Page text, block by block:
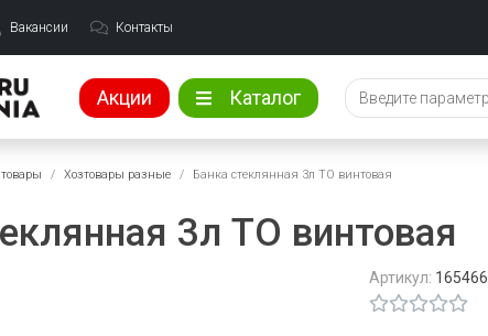
Вакансии Контакты
Акции Каталог
Хозтовары разные Банка стеклянная 3л ТО винтовая
3л ТО винтовая
Артикул: 165466